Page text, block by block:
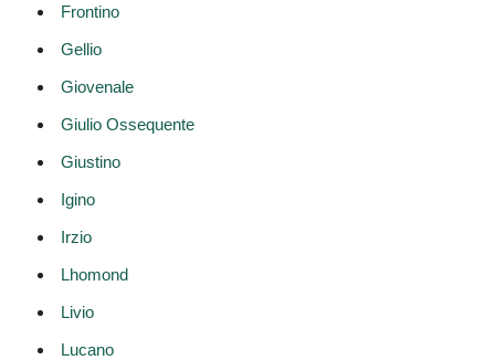
Frontino
Gellio
Giovenale
Giulio Ossequente
Giustino
Igino
Irzio
Lhomond
Livio
Lucano